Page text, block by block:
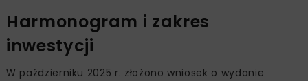
Harmonogram i zakres
inwestycji
W październiku 2025 r. złożono wniosek o wydanie